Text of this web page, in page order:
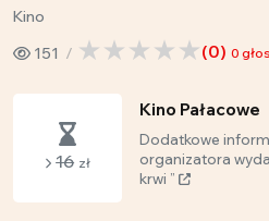
Kino
151
(0) 0
16 zł
Kino Pałacowe
Dodatkowe
organizatora
krwi ”